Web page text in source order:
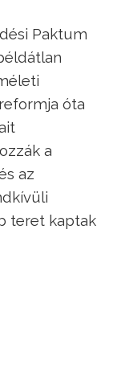
Paktum
óta
a
az
teret kaptak